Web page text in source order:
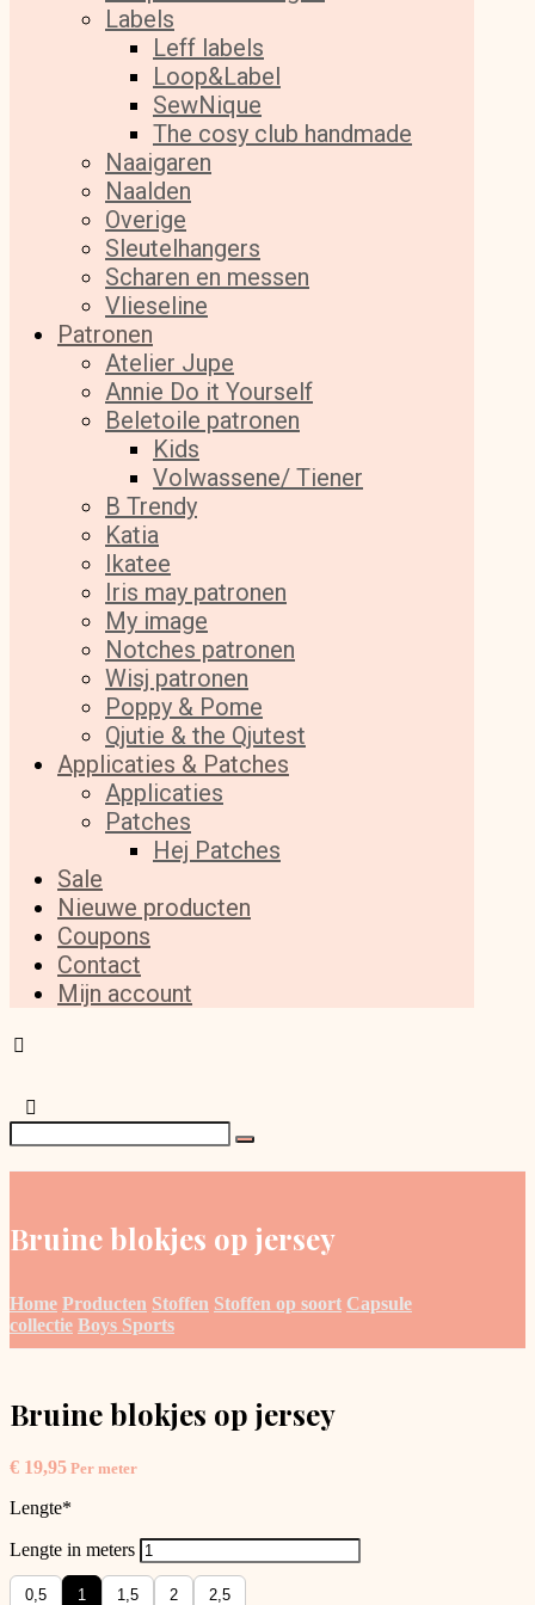
Labels
Leff labels
Loop&Label
SewNique
The cosy club handmade
Naaigaren
Naalden
Overige
Sleutelhangers
Scharen en messen
Vlieseline
Patronen
Atelier Jupe
Annie Do it Yourself
Beletoile patronen
Kids
Volwassene/ Tiener
B Trendy
Katia
Ikatee
Iris may patronen
My image
Notches patronen
Wisj patronen
Poppy & Pome
Qjutie & the Qjutest
Applicaties & Patches
Applicaties
Patches
Hej Patches
Sale
Nieuwe producten
Coupons
Contact
Mijn account
Bruine blokjes op jersey
Home Producten Stoffen Stoffen op soort Capsule
collectie Boys Sports
Bruine blokjes op jersey
€ 19,95 Per meter
Lengte*
Lengte in meters
0,5 1 1,5 2 2,5